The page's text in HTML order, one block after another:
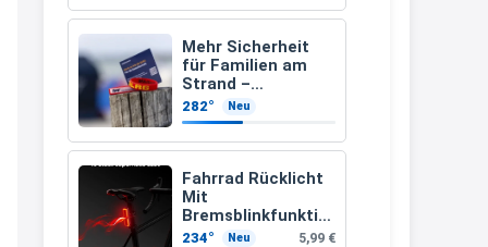
Mehr Sicherheit
für Familien am
Strand –
kostenloses
Kindersuchband
der DLRG
282° Neu
Fahrrad Rücklicht
Mit
Bremsblinkfunktio
n (StVZO
234° Neu 5,99 €
Och siche den Gutschein
fürmeggelebaguetts
Kerstin
Meggle bagett Gutschein code